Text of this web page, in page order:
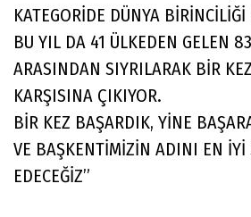
KATEGORİDE DÜNYA
BU YIL DA 41 ÜLKEDEN GELEN
ARASINDAN SIYRILARAK BİR
KARŞISINA ÇIKIYOR.
BİR KEZ BAŞARDIK, YİNE
VE BAŞKENTİMİZİN ADINI EN İYİ
EDECEĞİZ”